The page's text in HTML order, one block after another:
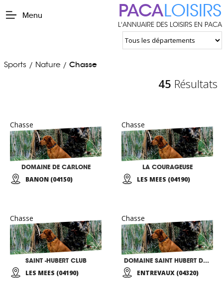
Menu PACALOISIRS
L'ANNUAIRE DES LOISIRS EN PACA
Sports / Nature / Chasse
45 Résultats
Chasse
DOMAINE DE CARLONE
BANON (04150)
Chasse
LA COURAGEUSE
LES MEES (04190)
Chasse
SAINT -HUBERT CLUB
LES MEES (04190)
Chasse
DOMAINE SAINT HUBERT DE LA CHAUME
ENTREVAUX (04320)